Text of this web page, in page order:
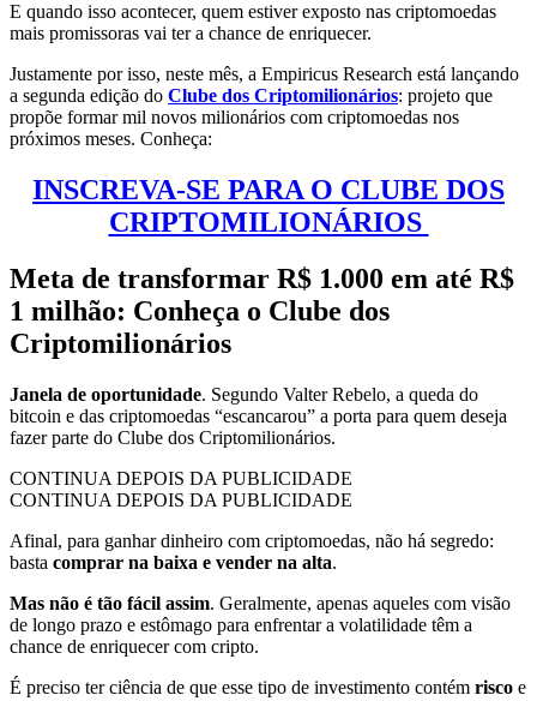
E quando isso acontecer, quem estiver exposto nas criptomoedas
mais promissoras vai ter a chance de enriquecer.
Justamente por isso, neste mês, a Empiricus Research está lançando
a segunda edição do Clube dos Criptomilionários: projeto que
propõe formar mil novos milionários com criptomoedas nos
próximos meses. Conheça:
INSCREVA-SE PARA O CLUBE DOS
CRIPTOMILIONÁRIOS
Meta de transformar R$ 1.000 em até R$
1 milhão: Conheça o Clube dos
Criptomilionários
Janela de oportunidade. Segundo Valter Rebelo, a queda do
bitcoin e das criptomoedas “escancarou” a porta para quem deseja
fazer parte do Clube dos Criptomilionários.
CONTINUA DEPOIS DA PUBLICIDADE
CONTINUA DEPOIS DA PUBLICIDADE
Afinal, para ganhar dinheiro com criptomoedas, não há segredo:
basta comprar na baixa e vender na alta.
Mas não é tão fácil assim. Geralmente, apenas aqueles com visão
de longo prazo e estômago para enfrentar a volatilidade têm a
chance de enriquecer com cripto.
É preciso ter ciência de que esse tipo de investimento contém risco e